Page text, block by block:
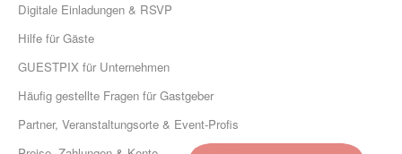
Digitale Einladungen & RSVP
Hilfe für Gäste
GUESTPIX für Unternehmen
Häufig gestellte Fragen für Gastgeber
Partner, Veranstaltungsorte & Event-Profis